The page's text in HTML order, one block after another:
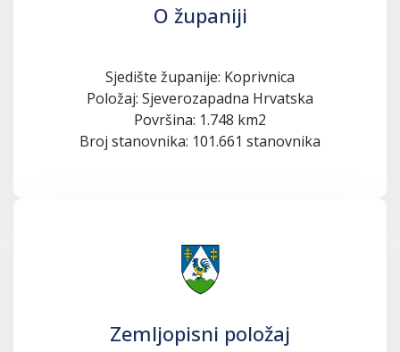
O županiji
Sjedište županije: Koprivnica
Položaj: Sjeverozapadna Hrvatska
Površina: 1.748 km2
Broj stanovnika: 101.661 stanovnika
Zemljopisni položaj